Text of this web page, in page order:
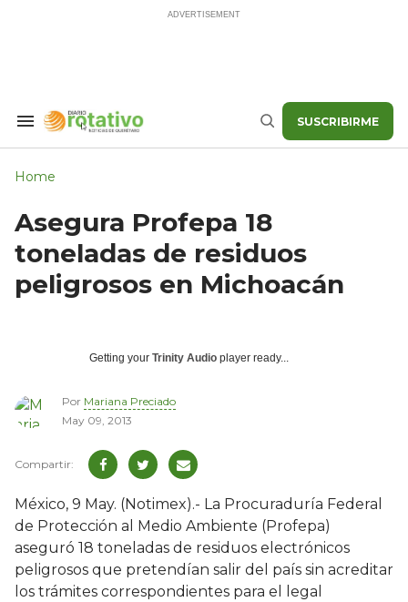
Search
Buscar SUSCRIBIRME
Home
Asegura Profepa 18
toneladas de residuos
peligrosos en Michoacán
Getting your Trinity Audio player ready...
Por Mariana Preciado
May 09, 2013
México, 9 May. (Notimex).- La Procuraduría Federal
de Protección al Medio Ambiente (Profepa)
aseguró 18 toneladas de residuos electrónicos
peligrosos que pretendían salir del país sin acreditar
los trámites correspondientes para el legal